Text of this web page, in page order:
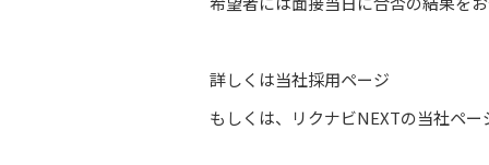
詳しくは当社採用ページ
もしくは、
リクナビNEXTの当社ペー